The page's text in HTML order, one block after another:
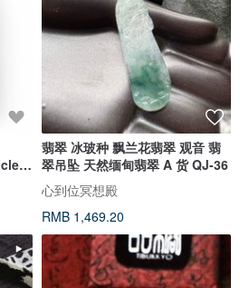
翡翠 冰玻种 飘兰花翡翠 观音 翡
翠吊坠 天然缅甸翡翠 A 货 QJ-36
心到位冥想殿
RMB 1,469.20